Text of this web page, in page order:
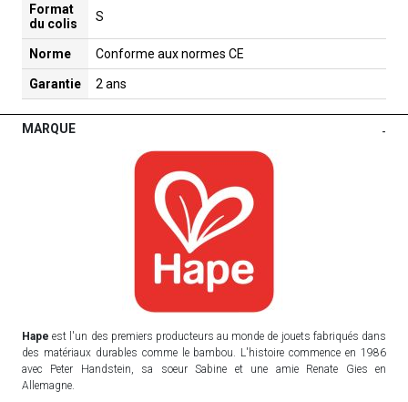
Format
du colis
S
Norme Conforme aux normes CE
Garantie 2 ans
MARQUE -
Hapeest l'un des premiers producteurs au monde de jouets fabriqués dans
des matériaux durables comme le bambou. L'histoire commence en 1986
avec Peter Handstein, sa soeur Sabine et une amie Renate Gies en
Allemagne.